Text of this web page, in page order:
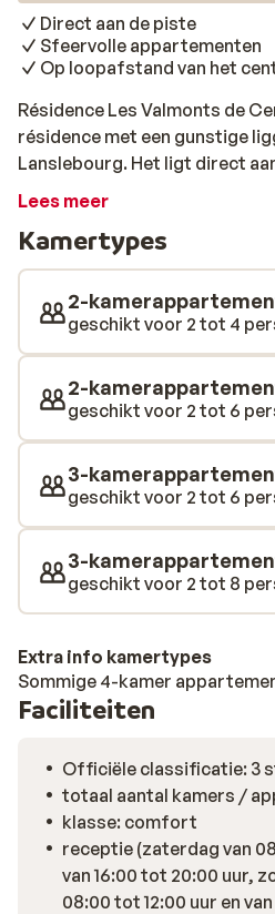
Direct aan de piste
Sfeervolle appartementen
Op loopafstand van het
Résidence Les Valmonts de
résidence met een gunstige
Lanslebourg. Het ligt direct
loopafstand van het gezellige
omgeving past. De
ingericht en vanuit je
schitterend uitzicht over de
na het skiën zin in wat
wandeling loop je naar het
Cenis, waar de terrasjes,
wachten!
Lees meer
Kamertypes
2-
geschikt voor 2 tot 4
2-
geschikt voor 2 tot 6
3-
geschikt voor 2 tot 6
3-
geschikt voor 2 tot 8
Extra info kamertypes
Sommige 4-kamer
Faciliteiten
Officiële classificatie: 3
totaal aantal kamers /
klasse: comfort
receptie (zaterdag van
van 16:00 tot 20:00 uur,
08:00 tot 12:00 uur en